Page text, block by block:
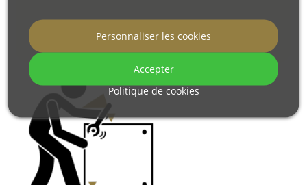
Découvrez comment nous emballons nos
miroirs.
Politique de cookies
Personnaliser les cookies
Accepter